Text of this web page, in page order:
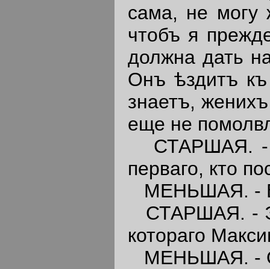
сама, не могу
чтобъ я
должна дать
Онъ ѣздитъ
знаетъ,
еще не
СТАРШАЯ. -
перваго, кто
МЕНЬШАЯ. -
СТАРШАЯ. -
котораго
МЕНЬШАЯ. -